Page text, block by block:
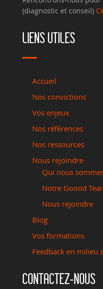
(diagnostic et conseil)
LIENS UTILES
Accueil
Nos convictions
Vos enjeux
Nos références
Nos ressources
Nous rejoindre
Qui nous
Notre Goood
Nous rejoindre
Blog
Vos formations
Feedback en milieu
CONTACTEZ-NOUS